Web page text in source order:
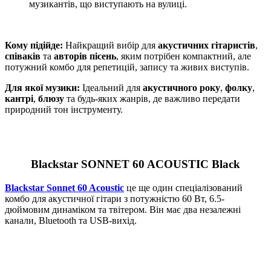
музикантів, що виступають на вулиці.
Кому підійде: Найкращий вибір для акустичних гітаристів,
співаків та авторів пісень, яким потрібен компактний, але
потужний комбо для репетицій, запису та живих виступів.
Для якої музики: Ідеальний для акустичного року, фолку,
кантрі, блюзу та будь-яких жанрів, де важливо передати
природний тон інструменту.
Blackstar SONNET 60 ACOUSTIC Black
Blackstar Sonnet 60 Acoustic це ще один спеціалізований
комбо для акустичної гітари з потужністю 60 Вт, 6.5-
дюймовим динаміком та твітером. Він має два незалежні
канали, Bluetooth та USB-вихід.